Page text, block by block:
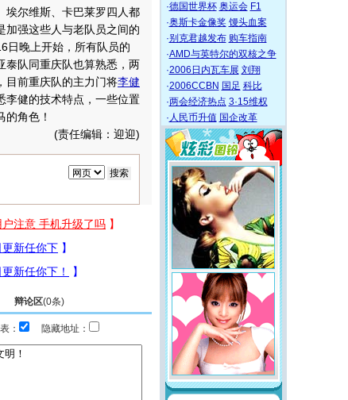
、埃尔维斯、卡巴莱罗四人都
加强这些人与老队员之间的
日晚上开始，所有队员的
泰队同重庆队也算熟悉，两
目前重庆队的主力门将李健
李健的技术特点，一些位置
角色！
(责任编辑：迎迎)
辩论区(0条)
： 隐藏地址：
·德国世界杯 奥运会 F1
·奥斯卡金像奖 馒头血案
·别克君越发布 购车指南
·AMD与英特尔的双核之争
·2006日内瓦车展 刘翔
·2006CCBN 国足 科比
·两会经济热点 3·15维权
· 人民币升值 国企改革